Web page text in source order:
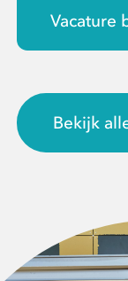
Vacature
Bekijk